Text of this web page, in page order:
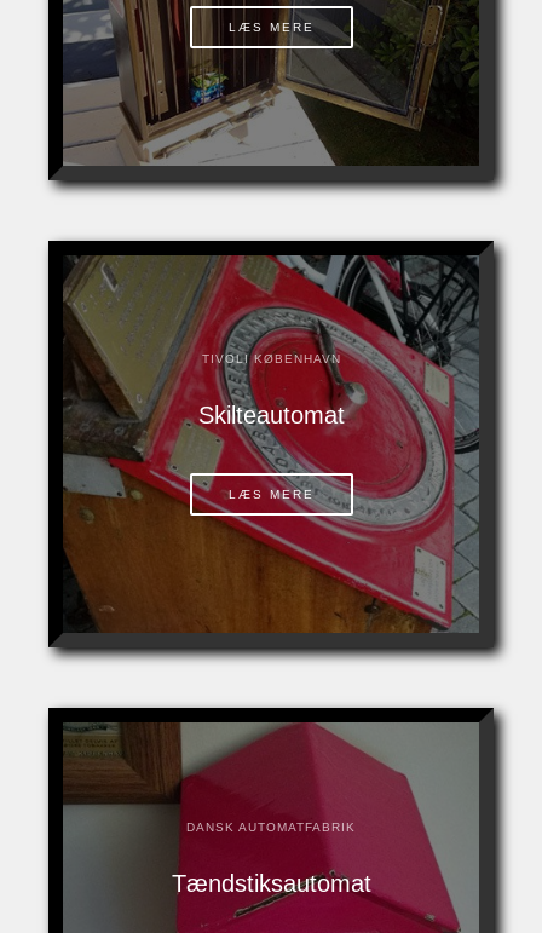
LÆS MERE
TIVOLI KØBENHAVN
Skilteautomat
LÆS MERE
DANSK AUTOMATFABRIK
Tændstiksautomat